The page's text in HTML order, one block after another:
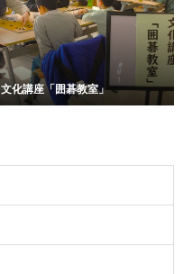
文化講座「囲碁教室」